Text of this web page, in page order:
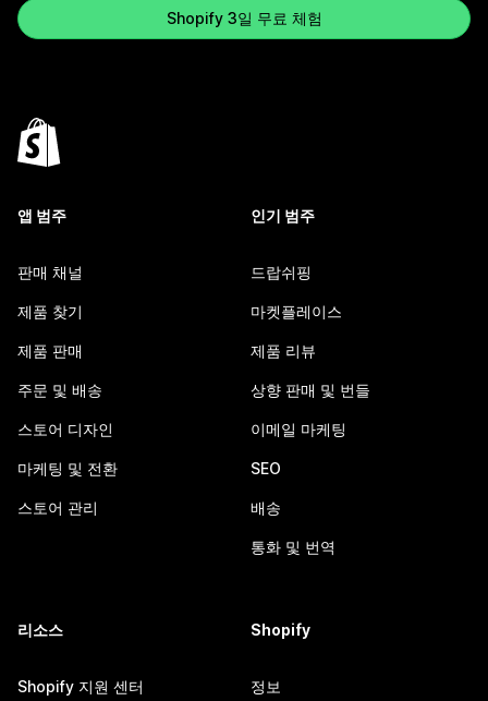
Shopify 3일 무료 체험
앱 범주
판매 채널
제품 찾기
제품 판매
주문 및 배송
스토어 디자인
마케팅 및 전환
스토어 관리
인기 범주
드랍쉬핑
마켓플레이스
제품 리뷰
상향 판매 및 번들
이메일 마케팅
SEO
배송
통화 및 번역
리소스
Shopify 지원 센터
Shopify
정보